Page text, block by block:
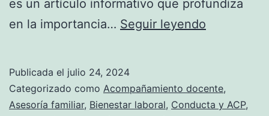
es un artículo informativo que profundiza
en la importancia… Seguir leyendo
asertividad
y
Publicada el julio 24, 2024
Categorizado como Acompañamiento docente,
Asesoría familiar, Bienestar laboral, Conducta y ACP,